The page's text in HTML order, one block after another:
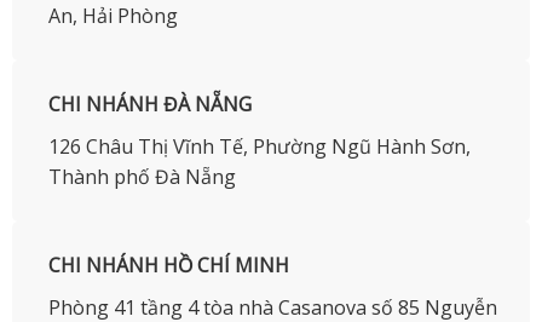
An, Hải Phòng
CHI NHÁNH ĐÀ NẴNG
126 Châu Thị Vĩnh Tế, Phường Ngũ Hành Sơn,
Thành phố Đà Nẵng
CHI NHÁNH HỒ CHÍ MINH
Phòng 41 tầng 4 tòa nhà Casanova số 85 Nguyễn